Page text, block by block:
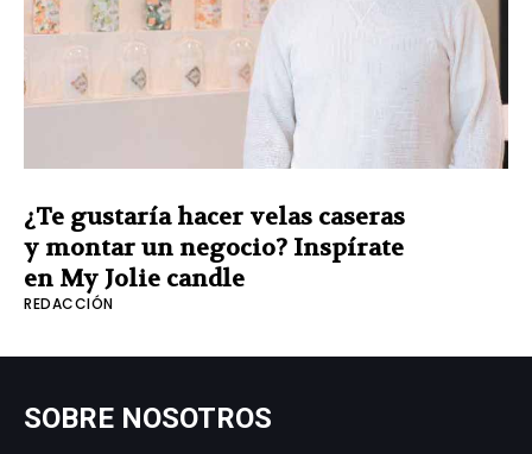
¿Te gustaría hacer velas caseras
y montar un negocio? Inspírate
en My Jolie candle
REDACCIÓN
SOBRE NOSOTROS